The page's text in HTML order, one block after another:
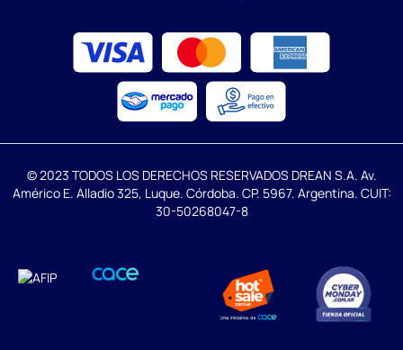
© 2023 TODOS LOS DERECHOS RESERVADOS DREAN S.A. Av.
Américo E. Alladio 325, Luque. Córdoba. CP. 5967. Argentina. CUIT:
30-50268047-8